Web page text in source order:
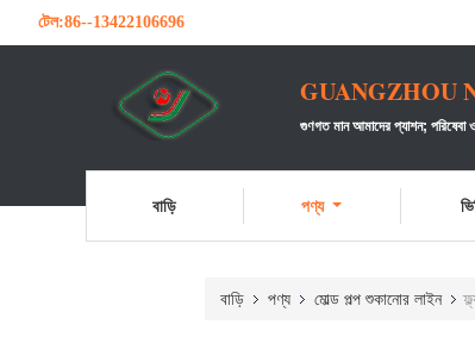
টেল:86--13422106696
GUANGZHOU
গুণগত মান আমাদের প্যাশন;
বাড়ি পণ্য
বাড়ি পণ্য মোল্ড পল্প শুকানোর লাইন